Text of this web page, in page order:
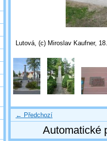
Lutová, (c) Miroslav Kaufner,
← Předchozí
Automatické